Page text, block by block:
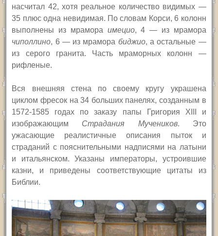
насчитал 42, хотя реальное количество видимых —
35 плюс одна невидимая. По словам Корси, 6 колонн
выполнены из мрамора имецио, 4 — из мрамора
чиполлино, 6 — из мрамора биджио, а остальные —
из серого гранита. Часть мраморных колонн —
рифленые.
Вся внешняя стена по своему кругу украшена
циклом фресок на 34 больших панелях, созданным в
1572-1585 годах по заказу папы Григория XIII и
изображающим Страдания Мучеников. Это
ужасающие реалистичные описания пыток и
страданий с пояснительными надписями на латыни
и итальянском. Указаны императоры, устроившие
казни, и приведены соответствующие цитаты из
Библии.